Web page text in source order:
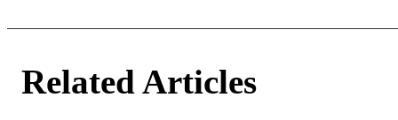
Related Articles